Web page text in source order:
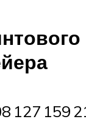
127 159